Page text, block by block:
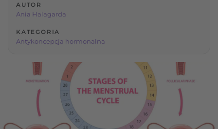
AUTOR
Ania Halagarda
KATEGORIA
Antykoncepcja hormonalna